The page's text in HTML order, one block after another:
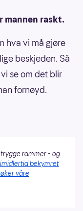
mannen raskt.
hva vi må gjøre
beskjeden. Så
se om det blir
fornøyd.
rammer - og
bekymret
våre